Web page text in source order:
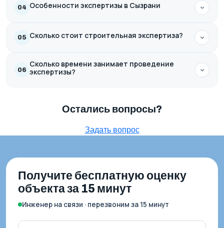
04 Особенности экспертизы в Сызрани
05 Сколько стоит строительная экспертиза?
06
Сколько времени занимает проведение
экспертизы?
Остались вопросы?
Задать вопрос
Получите бесплатную оценку
объекта за 15 минут
Инженер на связи · перезвоним за 15 минут